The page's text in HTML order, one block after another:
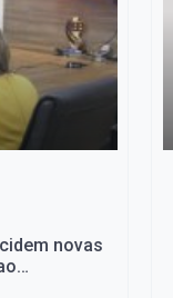
novas